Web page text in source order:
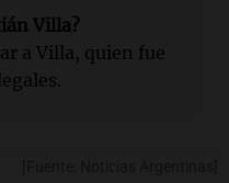
Villa?
a Villa, quien fue